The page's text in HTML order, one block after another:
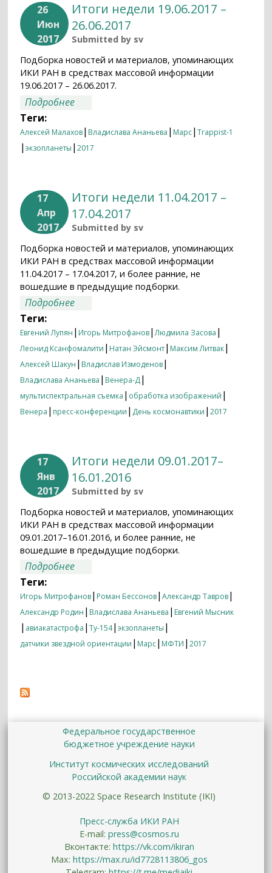
26
Июн
2017
Итоги недели 19.06.2017 –
26.06.2017
Submitted by sv
Подборка новостей и материалов, упоминающих
ИКИ РАН в средствах массовой информации
19.06.2017 – 26.06.2017.
Подробнее
Теги:
Алексей Малахов| Владислава Ананьева | Марс|Trappist-1
|экзопланеты |2017
17
Апр
2017
Итоги недели 11.04.2017 –
17.04.2017
Submitted by sv
Подборка новостей и материалов, упоминающих
ИКИ РАН в средствах массовой информации
11.04.2017 – 17.04.2017, и более ранние, не
вошедшие в предыдущие подборки.
Подробнее
Теги:
Евгений Лупян | Игорь Митрофанов|Людмила Засова |
Леонид Ксанфомалити | Натан Эйсмонт| Максим Литвак|
Алексей Шакун | Владислав Измоденов|
Владислава Ананьева | Венера-Д|
мультиспектральная съемка | обработка изображений |
Венера | пресс-конференции | День космонавтики |2017
17
Янв
2017
Итоги недели 09.01.2017–
16.01.2016
Submitted by sv
Подборка новостей и материалов, упоминающих
ИКИ РАН в средствах массовой информации
09.01.2017–16.01.2016, и более ранние, не
вошедшие в предыдущие подборки.
Подробнее
Теги:
Игорь Митрофанов| Роман Бессонов|Александр Тавров|
Александр Родин | Владислава Ананьева | Евгений Мысник
| авиакатастрофа |Ту-154|экзопланеты |
датчики звездной ориентации | Марс| МФТИ |2017
Федеральное государственное
бюджетное учреждение науки
Институт космических исследований
Российской академии наук
© 2013-2022 Space Research Institute (IKI)
Пресс-служба ИКИ РАН
E-mail: press@cosmos.ru
Вконтакте: https://vk.com/ikiran
Max: https://max.ru/id7728113806_gos